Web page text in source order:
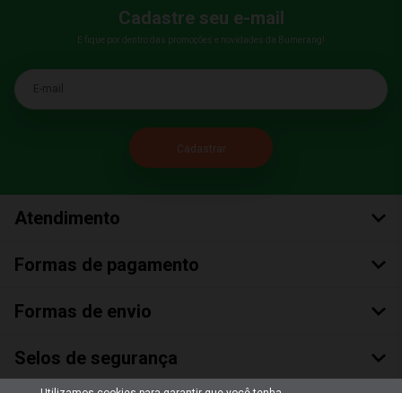
Cadastre seu e-mail
E fique por dentro das promoções e novidades da Bumerang!
E-mail
Atendimento
Formas de pagamento
Formas de envio
Selos de segurança